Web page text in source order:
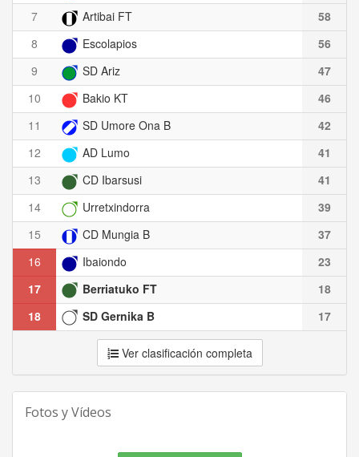
7
Artibai FT
58
8
Escolapios
56
9
SD Ariz
47
10
Bakio KT
46
11
SD Umore Ona B
42
12
AD Lumo
41
13
CD Ibarsusi
41
14
Urretxindorra
39
15
CD Mungia B
37
16
Ibaiondo
23
17
Berriatuko FT
18
18
SD Gernika B 17
Ver clasificación completa
Fotos y Vídeos